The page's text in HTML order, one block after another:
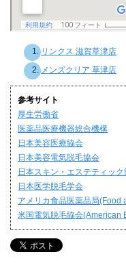
リンクス 滋賀草津店
メンズクリア 草津店
参考サイト
厚生労働省
医薬品医療機器総合機構
日本美容医療協会
日本美容電気脱毛協会
日本スキン・エステティック
日本医学脱毛学会
アメリカ食品医薬品局
米国電気脱毛協会(American